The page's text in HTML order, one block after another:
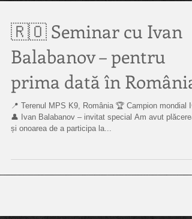
🇷🇴 Seminar cu Ivan
Balabanov – pentru
prima dată în România
📍 Terenul MPS K9, România 🏆 Campion mondial
👤 Ivan Balabanov – invitat special Am avut plăcerea
și onoarea de a participa la...